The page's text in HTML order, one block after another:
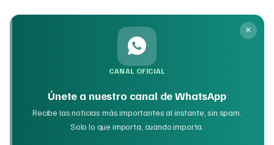
CANAL OFICIAL
Únete a nuestro canal de WhatsApp
Recibe las noticias más importantes al instante, sin spam.
Solo lo que importa, cuando importa.